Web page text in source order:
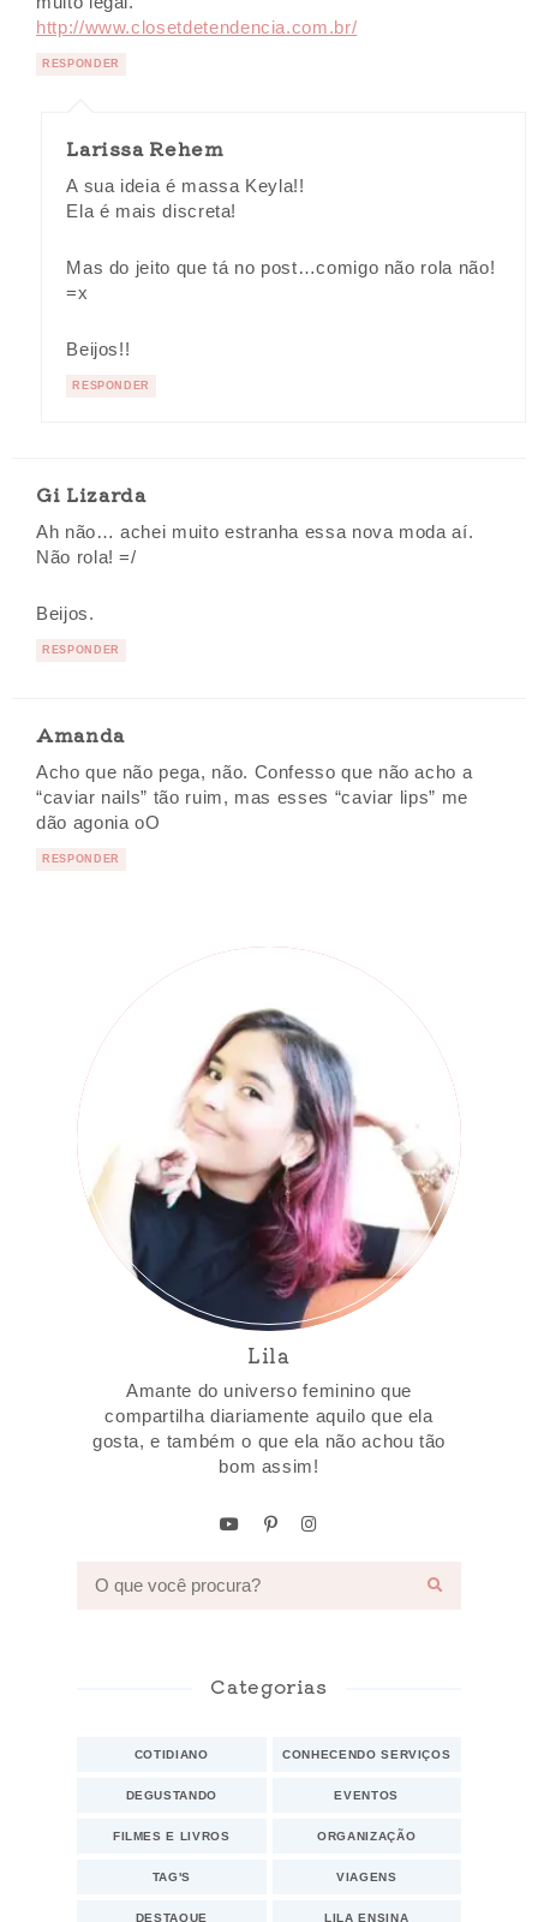
http://www.closetdetendencia.com.br/
RESPONDER
Larissa Rehem
A sua ideia é massa Keyla!!
Ela é mais discreta!
Mas do jeito que tá no post…comigo não rola não!
=x
Beijos!!
RESPONDER
Gi Lizarda
Ah não… achei muito estranha essa nova moda aí.
Não rola! =/
Beijos.
RESPONDER
Amanda
Acho que não pega, não. Confesso que não acho a
“caviar nails” tão ruim, mas esses “caviar lips” me
dão agonia oO
RESPONDER
Lila
Amante do universo feminino que
compartilha diariamente aquilo que ela
gosta, e também o que ela não achou tão
bom assim!
Categorias
COTIDIANO CONHECENDO SERVIÇOS
DEGUSTANDO EVENTOS
FILMES E LIVROS ORGANIZAÇÃO
TAG'S VIAGENS
DESTAQUE LILA ENSINA